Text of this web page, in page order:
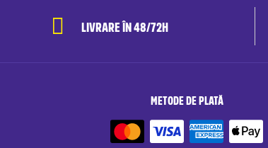
LIVRARE ÎN 48/72H
METODE DE PLATĂ